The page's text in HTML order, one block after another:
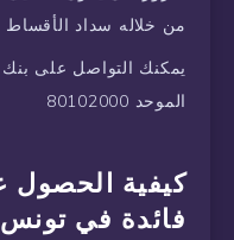
من خلاله سداد الأقساط
يمكنك التواصل على
الموحد 80102000
كيفية
فائدة في تونس